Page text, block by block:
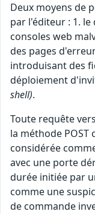
Deux moyens de
par l'éditeur : 1.
consoles web
des pages
introduisant des
déploiement
shell).
Toute requête
la méthode
considérée
avec une porte
durée initiée par
comme une
de commande